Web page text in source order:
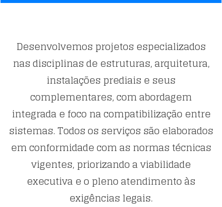
Desenvolvemos projetos especializados
nas disciplinas de estruturas, arquitetura,
instalações prediais e seus
complementares, com abordagem
integrada e foco na compatibilização entre
sistemas. Todos os serviços são elaborados
em conformidade com as normas técnicas
vigentes, priorizando a viabilidade
executiva e o pleno atendimento às
exigências legais.